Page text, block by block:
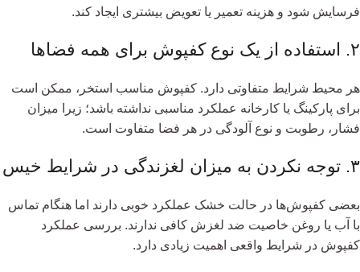
فرسایش شود و هزینه تعمیر یا تعویض بیشتری ایجاد کند.
۲. استفاده از یک نوع کفپوش برای همه فضاها
هر محیط شرایط متفاوتی دارد. کفپوش مناسب استخر، ممکن است
برای پارکینگ یا کارخانه عملکرد مناسبی نداشته باشد؛ زیرا میزان
فشار، رطوبت و نوع آلودگی در هر فضا متفاوت است.
۳. توجه نکردن به میزان لغزندگی در شرایط خیس
بعضی کفپوش‌ها در حالت خشک عملکرد خوبی دارند اما هنگام تماس
با آب یا روغن خاصیت ضد لغزش کافی ندارند. بررسی عملکرد
کفپوش در شرایط واقعی اهمیت زیادی دارد.